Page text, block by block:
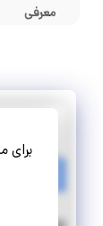
معرفی
برای